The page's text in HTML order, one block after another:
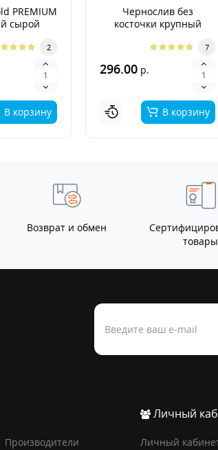
PREMIUM
сырой
2
В корзину
Чернослив без
косточки крупный
7
296.00 р.
В корзину
Возврат и обмен
товары
Производители
Личный
Личный